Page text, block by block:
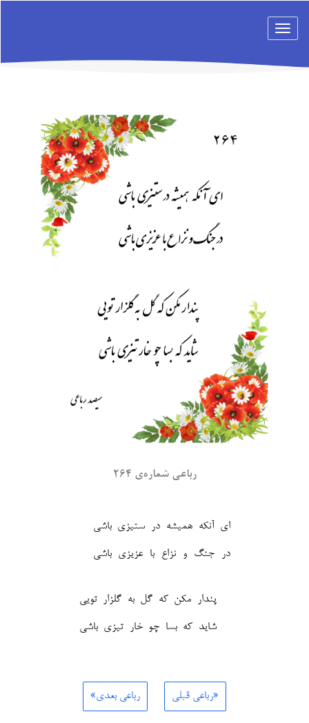
Toggle
رباعی شماره‌ی ۲۶۴
ای آنکه همیشه در ستیزی باشی
در جنگ و نزاع با عزیزی باشی‎
پندار مکن که گل به گلزار تویی
شاید که بسا چو خار تیزی باشی
«رباعی قبلی رباعی بعدی»